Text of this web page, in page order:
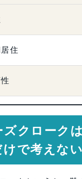
住
ズクローク
けで考えない